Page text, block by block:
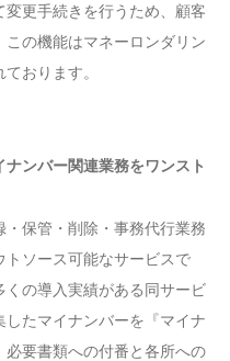
更手続きを行うため、顧客
の機能はマネーロンダリン
おります。
ナンバー関連業務をワンスト
保管・削除・事務代行業務
トソース可能なサービスで
の導入実績がある同サービ
たマイナンバーを『マイナ
必要書類への付番と各所への